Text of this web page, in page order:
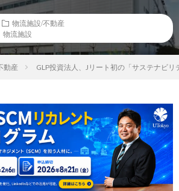
物流施設/不動産
物流施設
動産 GLP投資法人、Jリート初の「サステナビ